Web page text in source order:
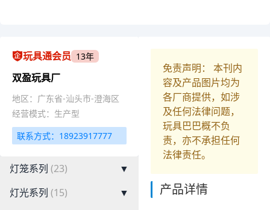
玩具通会员 13年
双盈玩具厂
地区：广东省-汕头市-澄海区
经营模式：生产型
联系方式：18923917777
灯笼系列 (23)
▼
灯光系列 (15)
▼
免责声明： 本刊内
容及产品图片均为
各厂商提供，如涉
及任何法律问题，
玩具巴巴概不负
责，亦不承担任何
法律责任。
产品详情